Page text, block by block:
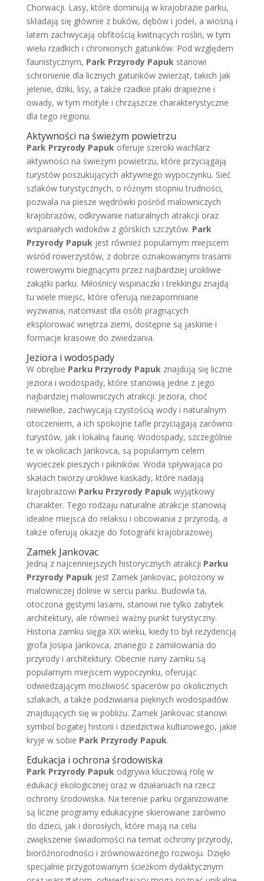
Chorwacji. Lasy, które dominują w krajobrazie parku,
składają się głównie z buków, dębów i jodeł, a wiosną i
latem zachwycają obfitością kwitnących roślin, w tym
wielu rzadkich i chronionych gatunków. Pod względem
faunistycznym, Park Przyrody Papukstanowi
schronienie dla licznych gatunków zwierząt, takich jak
jelenie, dziki, lisy, a także rzadkie ptaki drapieżne i
owady, w tym motyle i chrząszcze charakterystyczne
dla tego regionu.
Aktywności na świeżym powietrzu
Park Przyrody Papukoferuje szeroki wachlarz
aktywności na świeżym powietrzu, które przyciągają
turystów poszukujących aktywnego wypoczynku. Sieć
szlaków turystycznych, o różnym stopniu trudności,
pozwala na piesze wędrówki pośród malowniczych
krajobrazów, odkrywanie naturalnych atrakcji oraz
wspaniałych widoków z górskich szczytów. Park
Przyrody Papukjest również popularnym miejscem
wśród rowerzystów, z dobrze oznakowanymi trasami
rowerowymi biegnącymi przez najbardziej urokliwe
zakątki parku. Miłośnicy wspinaczki i trekkingu znajdą
tu wiele miejsc, które oferują niezapomniane
wyzwania, natomiast dla osób pragnących
eksplorować wnętrza ziemi, dostępne są jaskinie i
formacje krasowe do zwiedzania.
Jeziora i wodospady
W obrębie Parku Przyrody Papukznajdują się liczne
jeziora i wodospady, które stanowią jedne z jego
najbardziej malowniczych atrakcji. Jeziora, choć
niewielkie, zachwycają czystością wody i naturalnym
otoczeniem, a ich spokojne tafle przyciągają zarówno
turystów, jak i lokalną faunę. Wodospady, szczególnie
te w okolicach Jankovca, są popularnym celem
wycieczek pieszych i pikników. Woda spływająca po
skałach tworzy urokliwe kaskady, które nadają
krajobrazowi Parku Przyrody Papukwyjątkowy
charakter. Tego rodzaju naturalne atrakcje stanowią
idealne miejsca do relaksu i obcowania z przyrodą, a
także oferują okazje do fotografii krajobrazowej.
Zamek Jankovac
Jedną z najcenniejszych historycznych atrakcji Parku
Przyrody Papukjest Zamek Jankovac, położony w
malowniczej dolinie w sercu parku. Budowla ta,
otoczona gęstymi lasami, stanowi nie tylko zabytek
architektury, ale również ważny punkt turystyczny.
Historia zamku sięga XIX wieku, kiedy to był rezydencją
grofa Josipa Jankovca, znanego z zamiłowania do
przyrody i architektury. Obecnie ruiny zamku są
popularnym miejscem wypoczynku, oferując
odwiedzającym możliwość spacerów po okolicznych
szlakach, a także podziwiania pięknych wodospadów
znajdujących się w pobliżu. Zamek Jankovac stanowi
symbol bogatej historii i dziedzictwa kulturowego, jakie
kryje w sobie Park Przyrody Papuk.
Edukacja i ochrona środowiska
Park Przyrody Papukodgrywa kluczową rolę w
edukacji ekologicznej oraz w działaniach na rzecz
ochrony środowiska. Na terenie parku organizowane
są liczne programy edukacyjne skierowane zarówno
do dzieci, jak i dorosłych, które mają na celu
zwiększenie świadomości na temat ochrony przyrody,
bioróżnorodności i zrównoważonego rozwoju. Dzięki
specjalnie przygotowanym ścieżkom dydaktycznym